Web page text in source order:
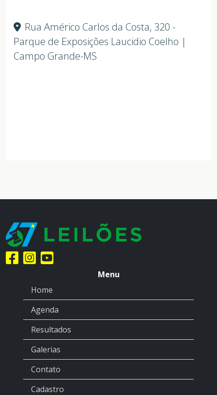
Rua Américo Carlos da Costa, 320 -
Parque de Exposições Laucidio Coelho |
Campo Grande-MS
Menu
Home
Agenda
Resultados
Galerias
Contato
Cadastro